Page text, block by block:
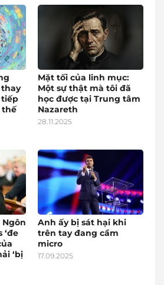
tiếp
thế
Mặt tối của linh mục:
Một sự thật mà tôi đã
học được tại Trung tâm
Nazareth
28.11.2025
Ngôn
‘đe
‘bị
Anh ấy bị sát hại khi
trên tay đang cầm
micro
17.09.2025